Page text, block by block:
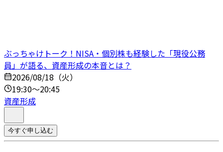
ぶっちゃけトーク！NISA・個別株も経験した「現役公務
員」が語る、資産形成の本音とは？
2026/08/18（火）
19:30～20:45
資産形成
今すぐ申し込む